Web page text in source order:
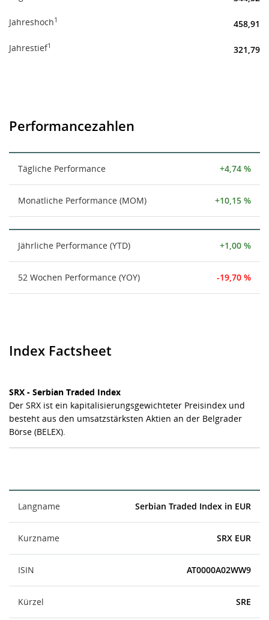
Jahreshoch1 458,91
Jahrestief1 321,79
Performancezahlen
Tägliche Performance +4,74 %
Monatliche Performance (MOM) +10,15 %
Jährliche Performance (YTD) +1,00 %
52 Wochen Performance (YOY) -19,70 %
Index Factsheet
SRX - Serbian Traded Index
Der SRX ist ein kapitalisierungsgewichteter Preisindex und
besteht aus den umsatzstärksten Aktien an der Belgrader
Börse (BELEX).
Langname Serbian Traded Index in EUR
Kurzname SRX EUR
ISIN AT0000A02WW9
Kürzel SRE